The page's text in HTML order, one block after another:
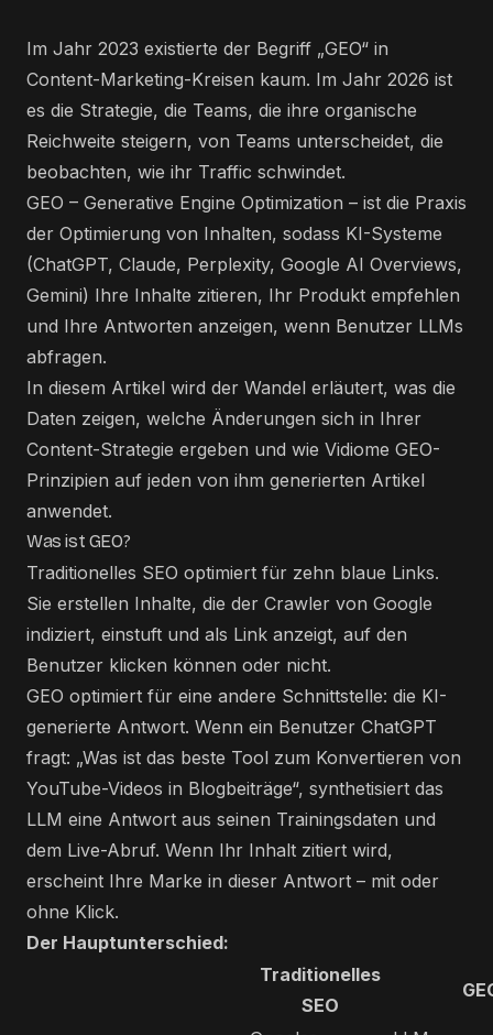
Im Jahr 2023 existierte der Begriff „GEO“ in
Content-Marketing-Kreisen kaum. Im Jahr 2026 ist
es die Strategie, die Teams, die ihre organische
Reichweite steigern, von Teams unterscheidet, die
beobachten, wie ihr Traffic schwindet.
GEO – Generative Engine Optimization – ist die Praxis
der Optimierung von Inhalten, sodass KI-Systeme
(ChatGPT, Claude, Perplexity, Google AI Overviews,
Gemini) Ihre Inhalte zitieren, Ihr Produkt empfehlen
und Ihre Antworten anzeigen, wenn Benutzer LLMs
abfragen.
In diesem Artikel wird der Wandel erläutert, was die
Daten zeigen, welche Änderungen sich in Ihrer
Content-Strategie ergeben und wie Vidiome GEO-
Prinzipien auf jeden von ihm generierten Artikel
anwendet.
Was ist GEO?
Traditionelles SEO optimiert für zehn blaue Links.
Sie erstellen Inhalte, die der Crawler von Google
indiziert, einstuft und als Link anzeigt, auf den
Benutzer klicken können oder nicht.
GEO optimiert für eine andere Schnittstelle: die KI-
generierte Antwort. Wenn ein Benutzer ChatGPT
fragt: „Was ist das beste Tool zum Konvertieren von
YouTube-Videos in Blogbeiträge“, synthetisiert das
LLM eine Antwort aus seinen Trainingsdaten und
dem Live-Abruf. Wenn Ihr Inhalt zitiert wird,
erscheint Ihre Marke in dieser Antwort – mit oder
ohne Klick.
Der Hauptunterschied:
Traditionelles
SEO